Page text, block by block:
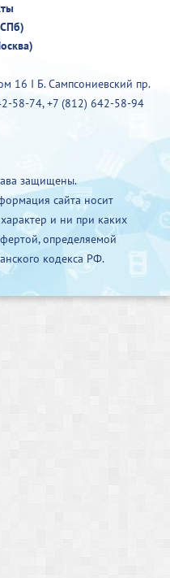
16 I Б. Сампсониевский пр.
58-74,+7 (812) 642-58-94
защищены.
сайта носит
и ни при каких
определяемой
кодекса РФ.